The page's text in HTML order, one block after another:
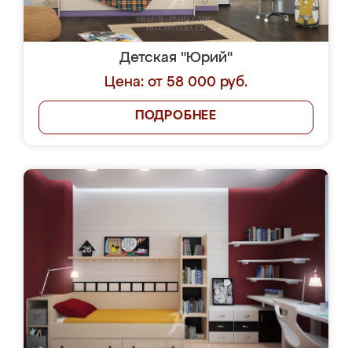
Детская "Юрий"
Цена: от 58 000 руб.
ПОДРОБНЕЕ